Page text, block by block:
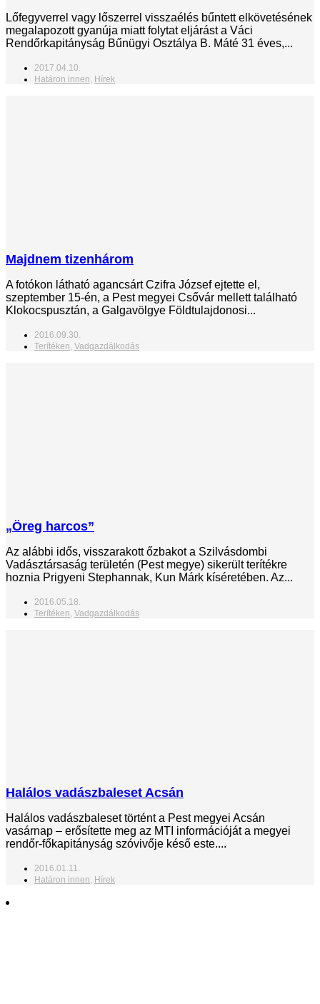
Lőfegyverrel vagy lőszerrel visszaélés bűntett elkövetésének
megalapozott gyanúja miatt folytat eljárást a Váci
Rendőrkapitányság Bűnügyi Osztálya B. Máté 31 éves,...
2017.04.10.
Határon innen Hírek
Majdnem tizenhárom
A fotókon látható agancsárt Czifra József ejtette el,
szeptember 15-én, a Pest megyei Csővár mellett található
Klokocspusztán, a Galgavölgye Földtulajdonosi...
2016.09.30.
Terítéken Vadgazdálkodás
„Öreg harcos”
Az alábbi idős, visszarakott őzbakot a Szilvásdombi
Vadásztársaság területén (Pest megye) sikerült terítékre
hoznia Prigyeni Stephannak, Kun Márk kíséretében. Az...
2016.05.18.
Terítéken Vadgazdálkodás
Halálos vadászbaleset Acsán
Halálos vadászbaleset történt a Pest megyei Acsán
vasárnap – erősítette meg az MTI információját a megyei
rendőr-főkapitányság szóvivője késő este....
2016.01.11.
Határon innen, Hírek